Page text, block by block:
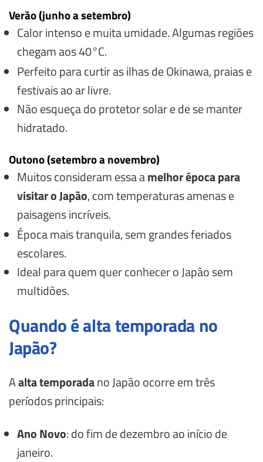
Verão (junho a setembro)
Calor intenso e muita umidade. Algumas regiões
chegam aos 40°C.
Perfeito para curtir as ilhas de Okinawa, praias e
festivais ao ar livre.
Não esqueça do protetor solar e de se manter
hidratado.
Outono (setembro a novembro)
Muitos consideram essa amelhor época para
visitar o Japão, com temperaturas amenas e
paisagens incríveis.
Época mais tranquila, sem grandes feriados
escolares.
Ideal para quem quer conhecer o Japão sem
multidões.
Quando é alta temporada no
Japão?
Aalta temporadano Japão ocorre em três
períodos principais:
Ano Novo: do fim de dezembro ao início de
janeiro.